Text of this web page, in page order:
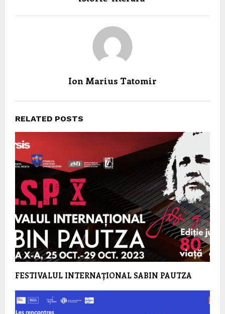
Ion Marius Tatomir
RELATED POSTS
FESTIVALUL INTERNAȚIONAL SABIN PAUTZA